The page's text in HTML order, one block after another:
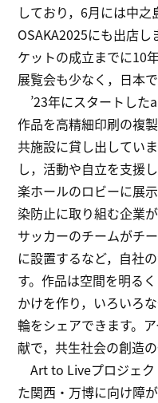
しており，6月には中
OSAKA2025にも出店
ケットの成立までに10
展覧会も少なく，日本
’23年にスタートした
作品を高精細印刷の複
共施設に貸し出してい
し，活動や自立を支援
楽ホールのロビーに展
染防止に取り組む企業
サッカーのチームがチ
に設置するなど，自社
す。作品は空間を明る
かけを作り，いろいろ
輪をシェアできます。
献で，共生社会の創造
Art to Liveプロジェク
た関西・万博に向け障